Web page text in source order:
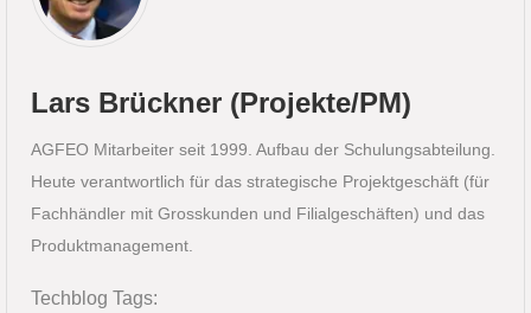
Lars Brückner (Projekte/PM)
AGFEO Mitarbeiter seit 1999. Aufbau der Schulungsabteilung.
Heute verantwortlich für das strategische Projektgeschäft (für
Fachhändler mit Grosskunden und Filialgeschäften) und das
Produktmanagement.
Techblog Tags: